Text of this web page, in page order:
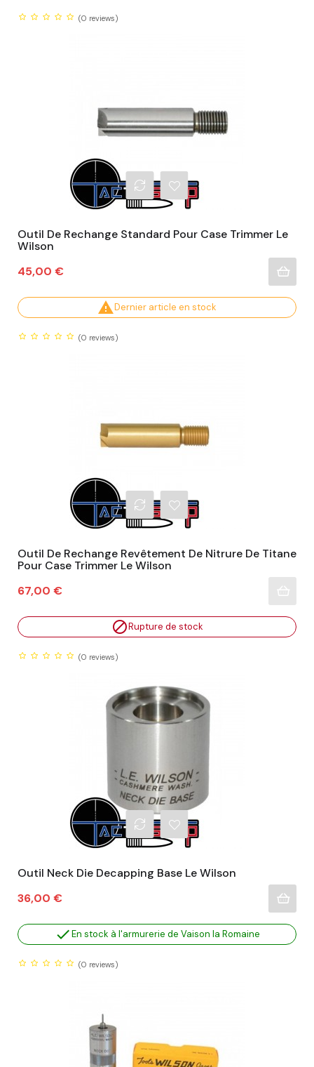
(0 reviews)
Outil De Rechange Standard Pour Case Trimmer Le
Wilson
Prix
45,00 €
Dernier article en stock
(0 reviews)
Outil De Rechange Revêtement De Nitrure De Titane
Pour Case Trimmer Le Wilson
Prix
67,00 €
Rupture de stock
(0 reviews)
Outil Neck Die Decapping Base Le Wilson
Prix
36,00 €
En stock à l'armurerie de Vaison la Romaine
(0 reviews)